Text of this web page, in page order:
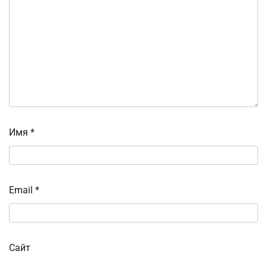
Имя *
Email *
Сайт